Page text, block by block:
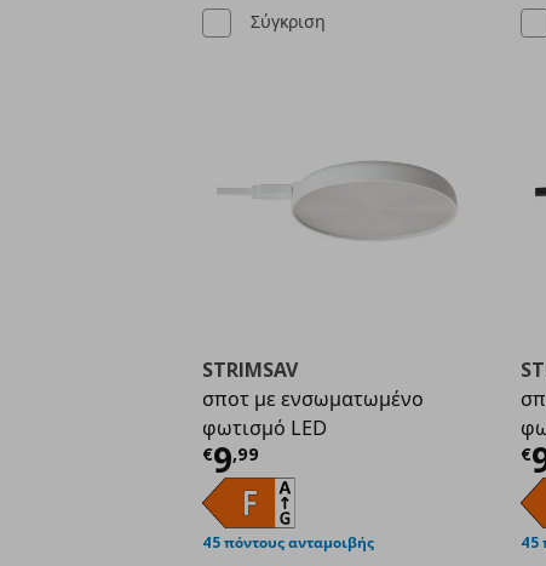
Σύγκριση
STRIMSAV
σποτ με ενσωματωμένο
φωτισμό LED
€9,99
Τρέχουσα τιμή €
45 πόντους ανταμοιβής
€
45